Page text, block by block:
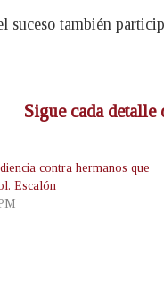
suceso también
Sigue cada
contra hermanos que
Escalón